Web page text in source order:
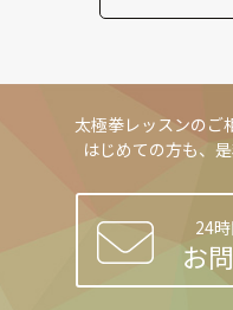
太極拳レッスンのご
はじめての方も、
24
お